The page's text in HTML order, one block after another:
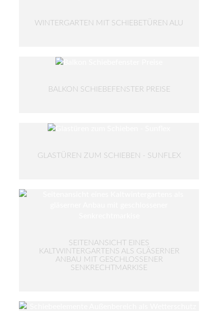
WINTERGARTEN MIT SCHIEBETÜREN ALU
BALKON SCHIEBEFENSTER PREISE
GLASTÜREN ZUM SCHIEBEN - SUNFLEX
SEITENANSICHT EINES
KALTWINTERGARTENS ALS GLÄSERNER
ANBAU MIT GESCHLOSSENER
SENKRECHTMARKISE